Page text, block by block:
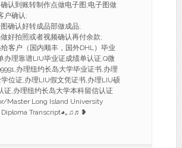
认到账转制作点做电子图;电子图做
户确认;
确认好转成品部做成品;
好拍照或者视频确认再付余款;
客户（国内顺丰，国外DHL）毕业
办理靠谱LIU毕业证成绩单认证,Q微
办理纽约长岛大学毕业证书,办理
位证,办理LIU假文凭证书,办理LIU硕
证,办理纽约长岛大学本科留信认证
Master Long Island University
Diploma Transcript◕｡♫♬❥